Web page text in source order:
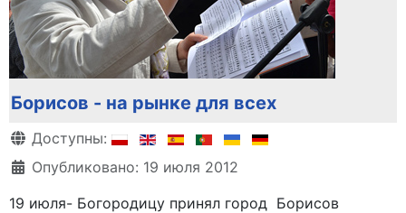
Борисов - на рынке для всех
Информация о материале
Доступны:
Опубликовано: 19 июля 2012
19 июля- Богородицу принял город Борисов